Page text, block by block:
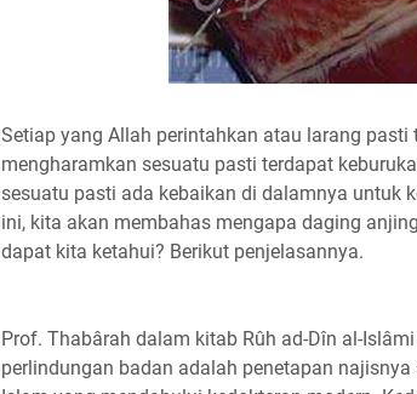
Setiap yang Allah perintahkan atau larang
mengharamkan sesuatu pasti terdapat
sesuatu pasti ada kebaikan di dalamnya untuk
ini, kita akan membahas mengapa daging
dapat kita ketahui? Berikut penjelasannya.
Prof. Thabârah dalam kitab Rûh ad-Dîn al-
perlindungan badan adalah penetapan